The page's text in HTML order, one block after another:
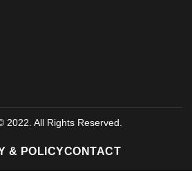
2022. All Rights Reserved.
& POLICYCONTACT